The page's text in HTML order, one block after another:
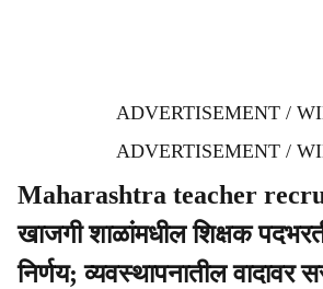
ADVERTISEMENT /
ADVERTISEMENT /
Maharashtra teacher
खाजगी शाळांमधील शिक्षक
निर्णय; व्यवस्थापनातील वादावर